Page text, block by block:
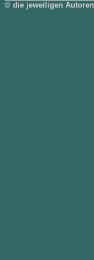
© die jeweiligen Autoren